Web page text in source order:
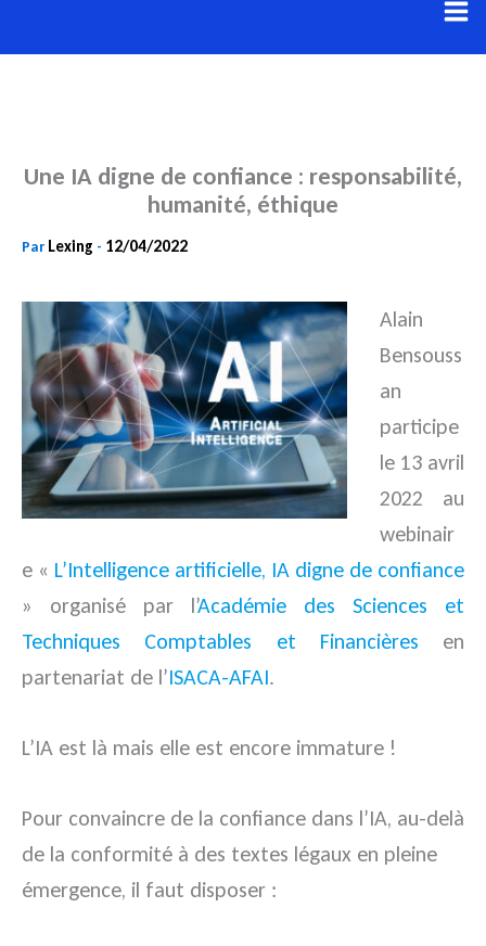
au
Une IA digne de confiance : responsabilité,
humanité, éthique
Par Lexing - 12/04/2022
Alain
Bensouss
an
participe
le 13 avril
2022 au
webinair
e « L’Intelligence artificielle, IA digne de confiance
» organisé par l’Académie des Sciences et
Techniques Comptables et Financières en
partenariat de l’ISACA-AFAI.
L’IA est là mais elle est encore immature !
Pour convaincre de la confiance dans l’IA, au-delà
de la conformité à des textes légaux en pleine
émergence, il faut disposer :